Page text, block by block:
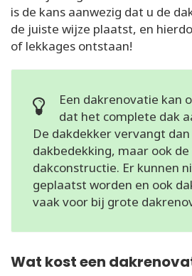
is de kans aanwezig dat u de
de juiste wijze plaatst, en
of lekkages ontstaan!
Een dakrenovatie kan
dat het complete dak
De dakdekker vervangt
dakbedekking, maar ook
dakconstructie. Er kunnen
geplaatst worden en ook
vaak voor bij grote
Wat kost een